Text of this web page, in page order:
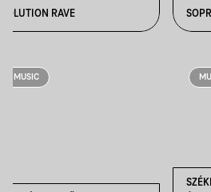
SOLUTION RAVE
MUSIC